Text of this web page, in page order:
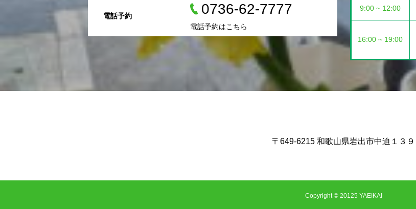
電話予約 0736-62-7777
電話予約はこちら
9:00 ~ 12:00
16:00 ~ 19:00
〒649-6215 和歌山県岩出市中迫１３９
Copyright © 20125 YAEIKAI